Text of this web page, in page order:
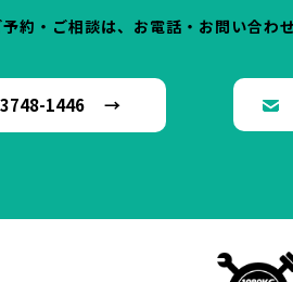
予約・ご相談は、お電話・お問い合わ
1446 →